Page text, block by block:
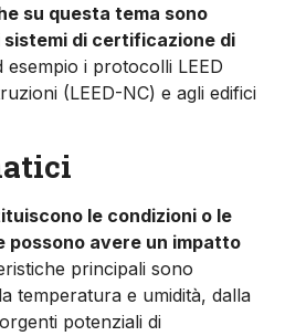
su questa tema sono
di certificazione di
esempio i protocolli LEED
(LEED-NC) e agli edifici
le condizioni o le
possono avere un impatto
principali sono
temperatura e umidità, dalla
potenziali di